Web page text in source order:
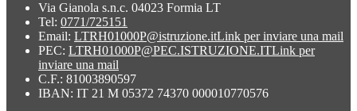
Via Gianola s.n.c. 04023 Formia LT
Tel: 0771/725151
Email: LTRH01000P@istruzione.itLink per inviare una mail
PEC: LTRH01000P@PEC.ISTRUZIONE.ITLink per
inviare una mail
C.F.: 81003890597
IBAN: IT 21 M 05372 74370 000010770576